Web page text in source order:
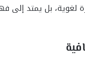
بل يمتد إلى